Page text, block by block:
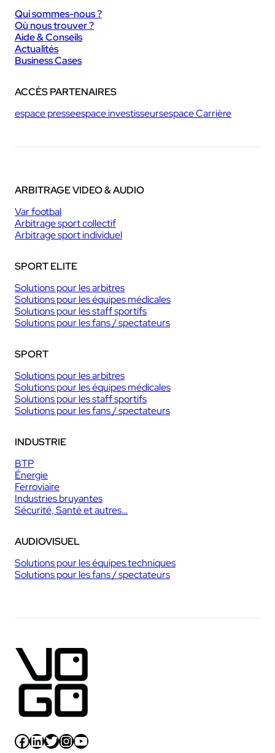
Qui sommes-nous ?
Où nous trouver ?
Aide & Conseils
Actualités
Business Cases
ACCÈS PARTENAIRES
espace presseespace investisseursespace Carrière
ARBITRAGE VIDEO & AUDIO
Var footbal
Arbitrage sport collectif
Arbitrage sport individuel
SPORT ELITE
Solutions pour les arbitres
Solutions pour les équipes médicales
Solutions pour les staff sportifs
Solutions pour les fans / spectateurs
SPORT
Solutions pour les arbitres
Solutions pour les équipes médicales
Solutions pour les staff sportifs
Solutions pour les fans / spectateurs
INDUSTRIE
BTP
Énergie
Ferroviaire
Industries bruyantes
Sécurité, Santé et autres…
AUDIOVISUEL
Solutions pour les équipes techniques
Solutions pour les fans / spectateurs
Facebook LinkedIn Twitter InstagramYouTube